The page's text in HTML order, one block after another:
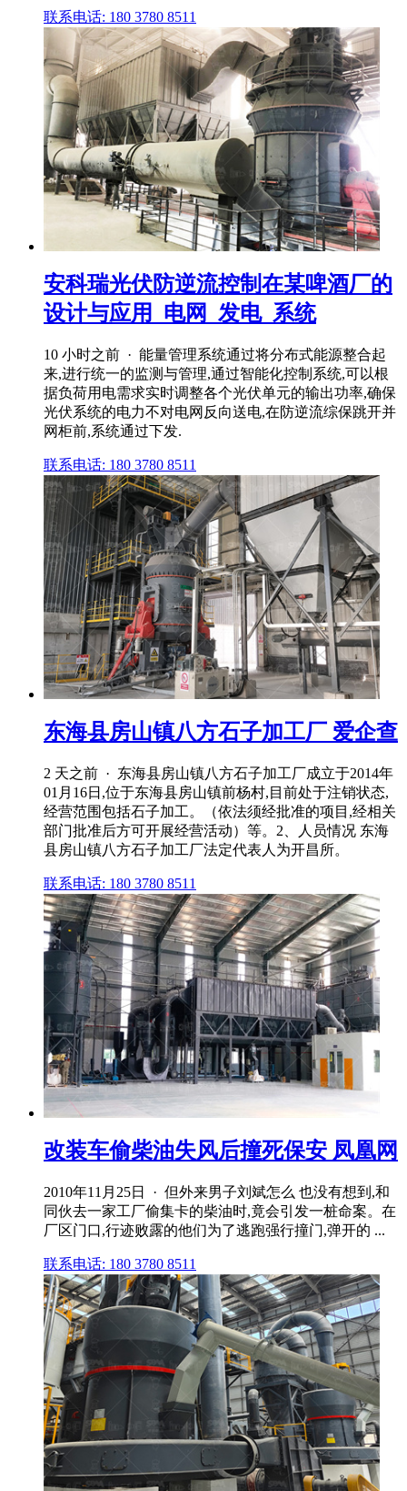
联系电话: 180 3780 8511
安科瑞光伏防逆流控制在某啤酒厂的
设计与应用_电网_发电_系统
10 小时之前 · 能量管理系统通过将分布式能源整合起
来,进行统一的监测与管理,通过智能化控制系统,可以根
据负荷用电需求实时调整各个光伏单元的输出功率,确保
光伏系统的电力不对电网反向送电,在防逆流综保跳开并
网柜前,系统通过下发.
联系电话: 180 3780 8511
东海县房山镇八方石子加工厂 爱企查
2 天之前 · 东海县房山镇八方石子加工厂成立于2014年
01月16日,位于东海县房山镇前杨村,目前处于注销状态,
经营范围包括石子加工。（依法须经批准的项目,经相关
部门批准后方可开展经营活动）等。2、人员情况 东海
县房山镇八方石子加工厂法定代表人为开昌所。
联系电话: 180 3780 8511
改装车偷柴油失风后撞死保安 凤凰网
2010年11月25日 · 但外来男子刘斌怎么 也没有想到,和
同伙去一家工厂偷集卡的柴油时,竟会引发一桩命案。在
厂区门口,行迹败露的他们为了逃跑强行撞门,弹开的 ...
联系电话: 180 3780 8511